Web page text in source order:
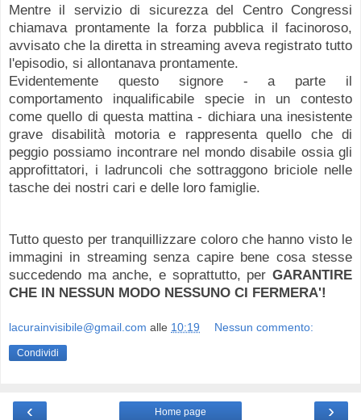
Mentre il servizio di sicurezza del Centro Congressi
chiamava prontamente la forza pubblica il facinoroso,
avvisato che la diretta in streaming aveva registrato tutto
l'episodio, si allontanava prontamente.
Evidentemente questo signore - a parte il
comportamento inqualificabile specie in un contesto
come quello di questa mattina - dichiara una inesistente
grave disabilità motoria e rappresenta quello che di
peggio possiamo incontrare nel mondo disabile ossia gli
approfittatori, i ladruncoli che sottraggono briciole nelle
tasche dei nostri cari e delle loro famiglie.
Tutto questo per tranquillizzare coloro che hanno visto le
immagini in streaming senza capire bene cosa stesse
succedendo ma anche, e soprattutto, per GARANTIRE
CHE IN NESSUN MODO NESSUNO CI FERMERA'!
lacurainvisibile@gmail.com alle 10:19 Nessun commento:
Condividi
‹ ›
Home page